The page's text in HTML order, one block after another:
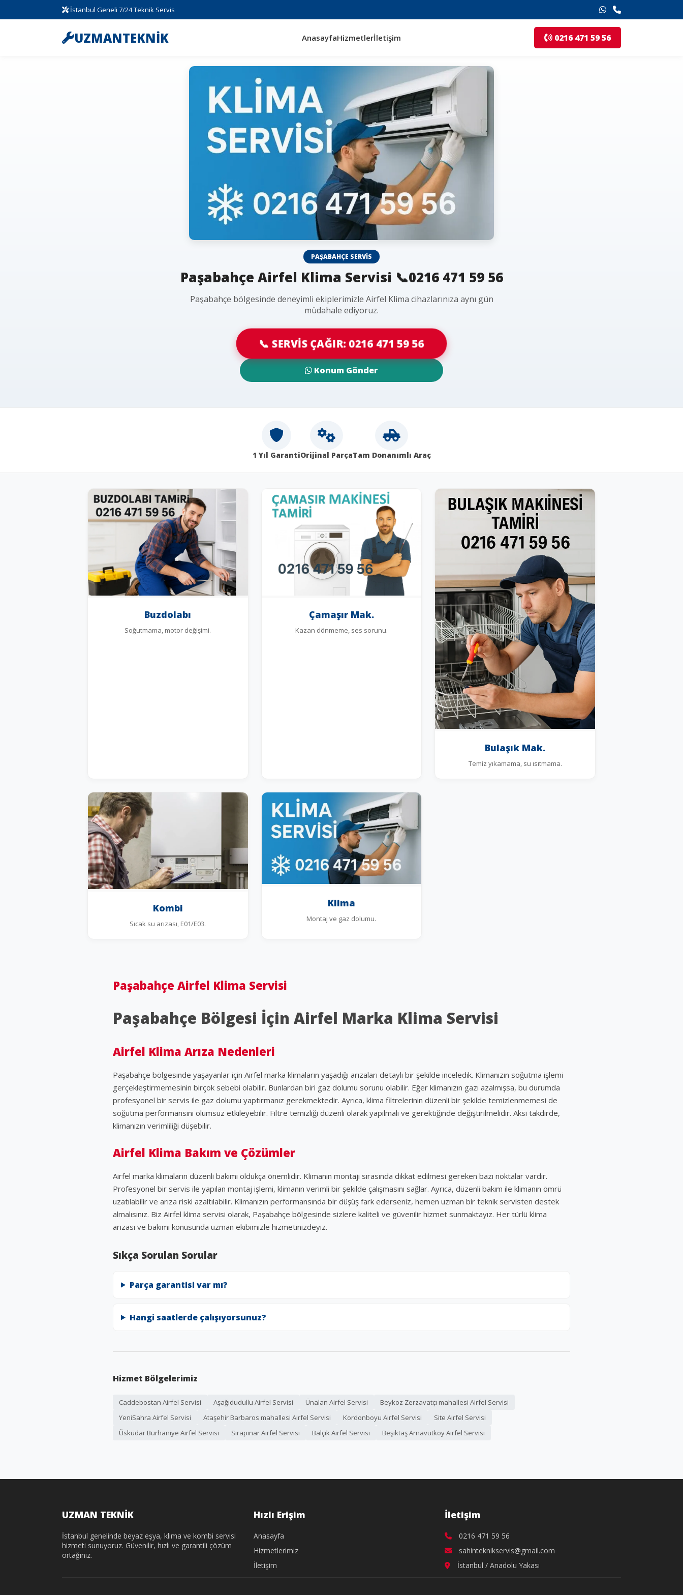
İstanbul Geneli 7/24 Teknik Servis
UZMANTEKNİK AnasayfaHizmetlerİletişim 0216 471 59 56
PAŞABAHÇE SERVIS
Paşabahçe Airfel Klima Servisi 📞0216 471 59 56
Paşabahçe bölgesinde deneyimli ekiplerimizle Airfel Klima cihazlarınıza aynı gün
müdahale ediyoruz.
📞 SERVİS ÇAĞIR: 0216 471 59 56
Konum Gönder
1 Yıl GarantiOrijinal ParçaTam Donanımlı Araç
Buzdolabı
Soğutmama, motor değişimi.
Çamaşır Mak.
Kazan dönmeme, ses sorunu.
Bulaşık Mak.
Temiz yıkamama, su ısıtmama.
Kombi
Sıcak su arızası, E01/E03.
Klima
Montaj ve gaz dolumu.
Paşabahçe Airfel Klima Servisi
Paşabahçe Bölgesi İçin Airfel Marka Klima Servisi
Airfel Klima Arıza Nedenleri
Paşabahçe bölgesinde yaşayanlar için Airfel marka klimaların yaşadığı arızaları detaylı bir şekilde inceledik. Klimanızın soğutma işlemi
gerçekleştirmemesinin birçok sebebi olabilir. Bunlardan biri gaz dolumu sorunu olabilir. Eğer klimanızın gazı azalmışsa, bu durumda
profesyonel bir servis ile gaz dolumu yaptırmanız gerekmektedir. Ayrıca, klima filtrelerinin düzenli bir şekilde temizlenmemesi de
soğutma performansını olumsuz etkileyebilir. Filtre temizliği düzenli olarak yapılmalı ve gerektiğinde değiştirilmelidir. Aksi takdirde,
klimanızın verimliliği düşebilir.
Airfel Klima Bakım ve Çözümler
Airfel marka klimaların düzenli bakımı oldukça önemlidir. Klimanın montajı sırasında dikkat edilmesi gereken bazı noktalar vardır.
Profesyonel bir servis ile yapılan montaj işlemi, klimanın verimli bir şekilde çalışmasını sağlar. Ayrıca, düzenli bakım ile klimanın ömrü
uzatılabilir ve arıza riski azaltılabilir. Klimanızın performansında bir düşüş fark ederseniz, hemen uzman bir teknik servisten destek
almalısınız. Biz Airfel klima servisi olarak, Paşabahçe bölgesinde sizlere kaliteli ve güvenilir hizmet sunmaktayız. Her türlü klima
arızası ve bakımı konusunda uzman ekibimizle hizmetinizdeyiz.
Sıkça Sorulan Sorular
Parça garantisi var mı?
Hangi saatlerde çalışıyorsunuz?
Hizmet Bölgelerimiz
Caddebostan Airfel Servisi Aşağıdudullu Airfel Servisi Ünalan Airfel Servisi
Beykoz Zerzavatçı mahallesi Airfel Servisi
YeniSahra Airfel Servisi
Ataşehir Barbaros mahallesi Airfel Servisi Kordonboyu Airfel Servisi
Site Airfel Servisi
Üsküdar Burhaniye Airfel Servisi
Sırapınar Airfel Servisi Balçık Airfel Servisi Beşiktaş Arnavutköy Airfel Servisi
UZMAN TEKNİK
İstanbul genelinde beyaz eşya, klima ve kombi servisi
hizmeti sunuyoruz. Güvenilir, hızlı ve garantili çözüm
ortağınız.
Hızlı Erişim
Anasayfa
Hizmetlerimiz
İletişim
İletişim
0216 471 59 56
sahinteknikservis@gmail.com
İstanbul / Anadolu Yakası